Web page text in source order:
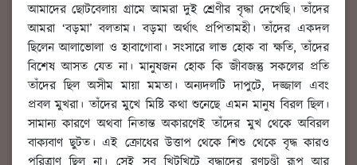
আমাদের ছোটবেলায় গ্রামে আমরা দুই শ্রেণীর বৃদ্ধা দেখেছি। তাঁদের
আমরা ‘বড়মা’ বলতাম। বড়মা অর্থাৎ প্রপিতামহী। তাঁদের একদল
ছিলেন আলাভোলা ও হাবাগোবা। সংসারে লাভ হোক বা ক্ষতি, তাঁদের
বিশেষ আসত যেত না। মানুষজন হোক কি জীবজন্তু সকলের প্রতি
তাঁদের ছিল অসীম মায়া মমতা। অন্যদলটি দাপুটে, দজ্জাল এবং
প্রবল মুখরা। তাঁদের মুখে মিষ্টি কথা শুনেছে এমন মানুষ বিরল ছিল।
সামান্য কারণে অথবা নিতান্ত অকারণেই তাঁদের মুখ থেকে অবিরল
বাক্যবাণ ছুটত। এই ক্রোধের উত্তাপ থেকে শিশু থেকে বৃদ্ধ কারও